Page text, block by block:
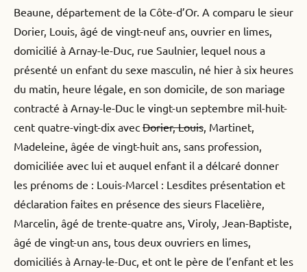
Beaune, département de la Côte-d’Or. A comparu le sieur
Dorier, Louis, âgé de vingt-neuf ans, ouvrier en limes,
domicilié à Arnay-le-Duc, rue Saulnier, lequel nous a
présenté un enfant du sexe masculin, né hier à six heures
du matin, heure légale, en son domicile, de son mariage
contracté à Arnay-le-Duc le vingt-un septembre mil-huit-
cent quatre-vingt-dix avec Dorier, Louis , Martinet,
Madeleine, âgée de vingt-huit ans, sans profession,
domiciliée avec lui et auquel enfant il a délcaré donner
les prénoms de : Louis-Marcel : Lesdites présentation et
déclaration faites en présence des sieurs Flacelière,
Marcelin, âgé de trente-quatre ans, Viroly, Jean-Baptiste,
âgé de vingt-un ans, tous deux ouvriers en limes,
domiciliés à Arnay-le-Duc, et ont le père de l’enfant et les